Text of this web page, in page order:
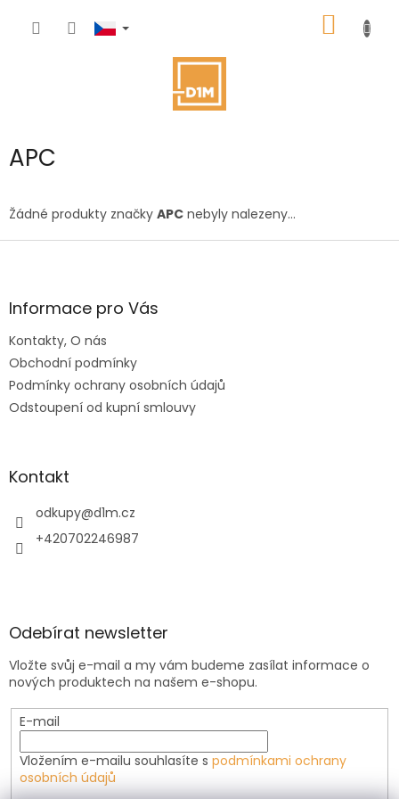
KOŠÍK
APC
Žádné produkty značky APC nebyly nalezeny...
Z
aInformace pro Vás
Kontakty, O nás
Obchodní podmínky
Podmínky ochrany osobních údajů
Odstoupení od kupní smlouvy
Kontakt
odkupy@d1m.cz
+420702246987
Odebírat newsletter
Vložte svůj e-mail a my vám budeme zasílat informace o
nových produktech na našem e-shopu.
E-mail
Vložením e-mailu souhlasíte s podmínkami ochrany
osobních údajů